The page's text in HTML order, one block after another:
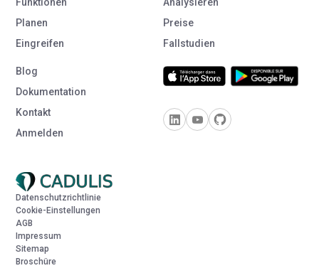
Funktionen
Planen
Eingreifen
Analysieren
Preise
Fallstudien
Blog
Dokumentation
Kontakt
Anmelden
Datenschutzrichtlinie
Cookie-Einstellungen
AGB
Impressum
Sitemap
Broschüre